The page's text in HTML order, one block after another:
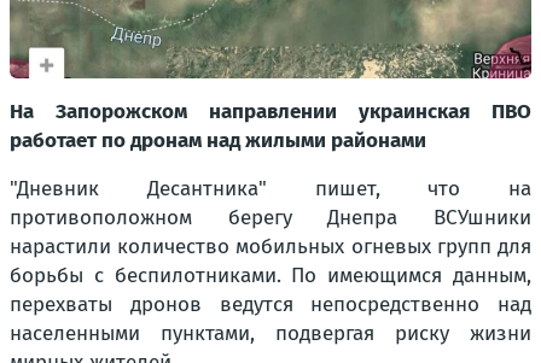
На Запорожском направлении украинская ПВО
работает по дронам над жилыми районами
"Дневник Десантника" пишет, что на
противоположном берегу Днепра ВСУшники
нарастили количество мобильных огневых групп для
борьбы с беспилотниками. По имеющимся данным,
перехваты дронов ведутся непосредственно над
населенными пунктами, подвергая риску жизни